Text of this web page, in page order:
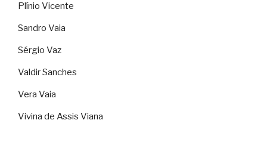
Plínio Vicente
Sandro Vaia
Sérgio Vaz
Valdir Sanches
Vera Vaia
Vivina de Assis Viana